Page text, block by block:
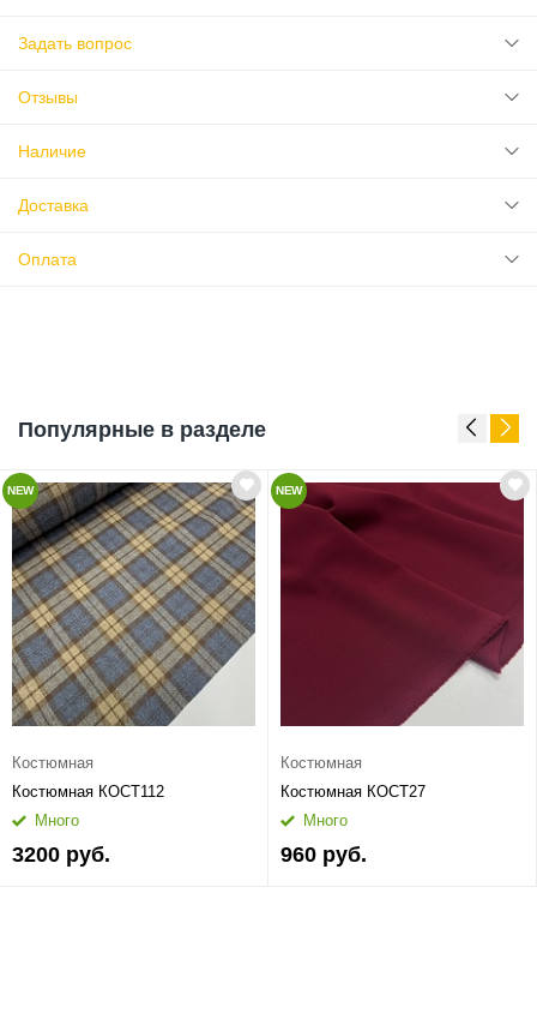
Задать вопрос
Отзывы
Наличие
Доставка
Оплата
Популярные в разделе
NEW
Костюмная
Костюмная КОСТ112
Много
3200 руб.
NEW
Костюмная
Костюмная КОСТ27
Много
960 руб.